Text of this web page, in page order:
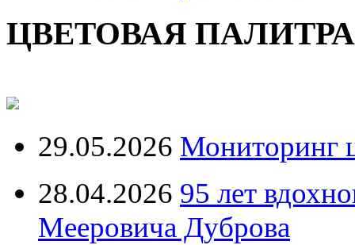
ЦВЕТОВАЯ
29.05.2026 Мониторинг
28.04.2026 95 лет
Мееровича Дуброва